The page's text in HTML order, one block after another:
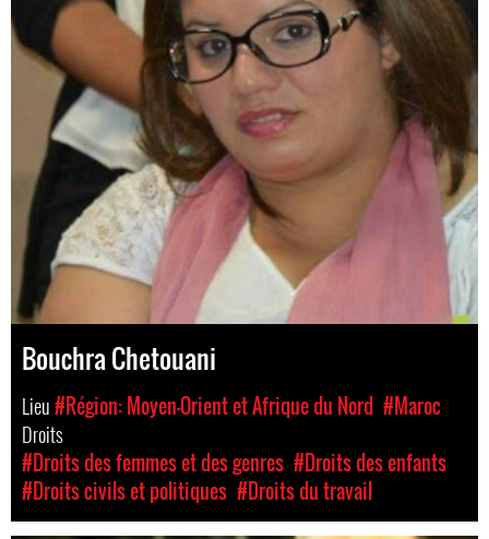
Bouchra Chetouani
Lieu#Région: Moyen-Orient et Afrique du Nord #Maroc
Droits
#Droits des femmes et des genres #Droits des enfants
#Droits civils et politiques #Droits du travail